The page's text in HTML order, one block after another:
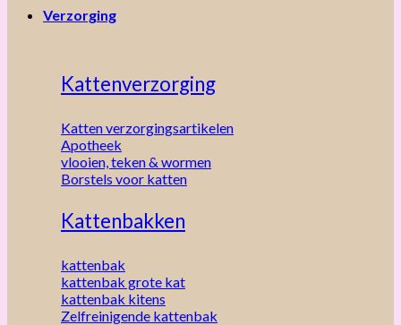
Verzorging
Kattenverzorging
Katten verzorgingsartikelen
Apotheek
vlooien, teken & wormen
Borstels voor katten
Kattenbakken
kattenbak
kattenbak grote kat
kattenbak kitens
Zelfreinigende kattenbak